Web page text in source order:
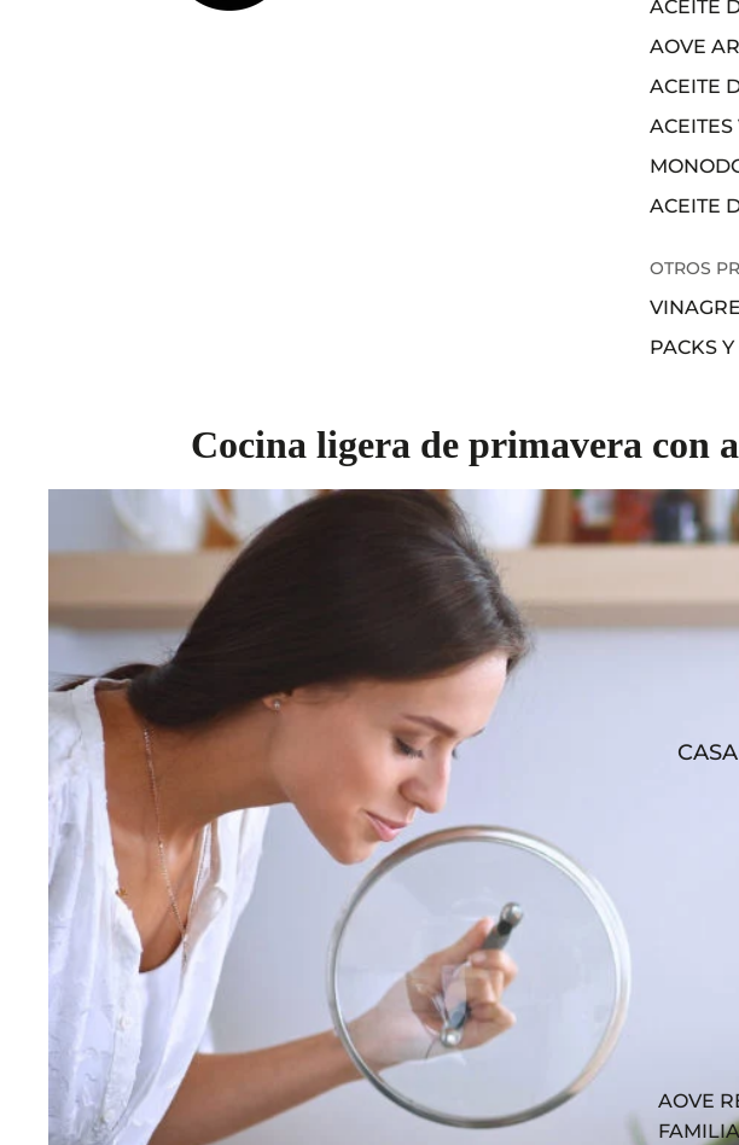
ACEITE
AOVE
ACEITE
ACEITES
ACEITE
OTROS
PACKS
AOVE
FAMILIA
Cocina ligera de primavera con